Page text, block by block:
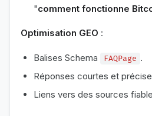
"comment fonctionne
Optimisation GEO :
Balises Schema FAQPage .
Réponses courtes et
Liens vers des sources